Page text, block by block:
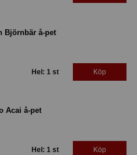
Björnbär å-pet
Hel: 1 st Köp
Acai å-pet
Hel: 1 st Köp